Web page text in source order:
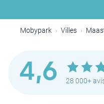
Mobypark Villes
4,6 28 000+